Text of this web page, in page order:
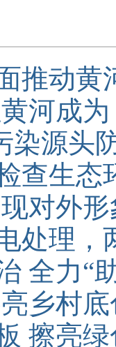
推动黄
河成为
染源头
查生态
对外形
处理，
全力“
乡村底
擦亮